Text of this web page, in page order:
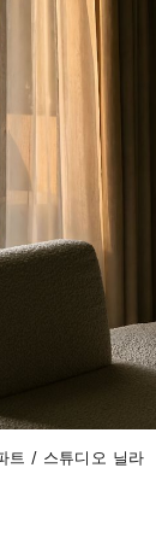
트 / 스튜디오 닐라